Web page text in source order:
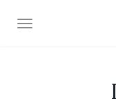
AFFICHER/